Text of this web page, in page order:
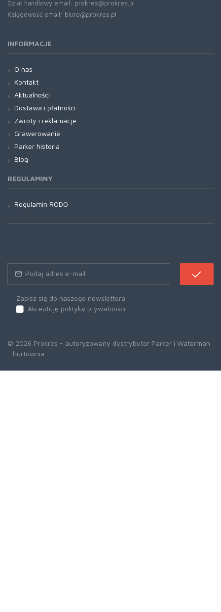
Dział handlowy email: prokres@prokres.pl
Księgowość email: biuro@prokres.pl
INFORMACJE
O nas
Kontakt
Aktualności
Dostawa i płatności
Zwroty i reklamacje
Grawerowanie
Parker historia
Blog
REGULAMINY
Regulamin RODO
Zapisz się do naszego newslettera
Akceptuję politykę prywatności
© 2026 Prokres - autoryzowany dystrybutor Parker i Waterman
- hurtownia.